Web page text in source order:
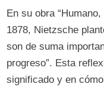
En su obra
1878, Nietzsche
son de suma
progreso”. Esta
significado y en